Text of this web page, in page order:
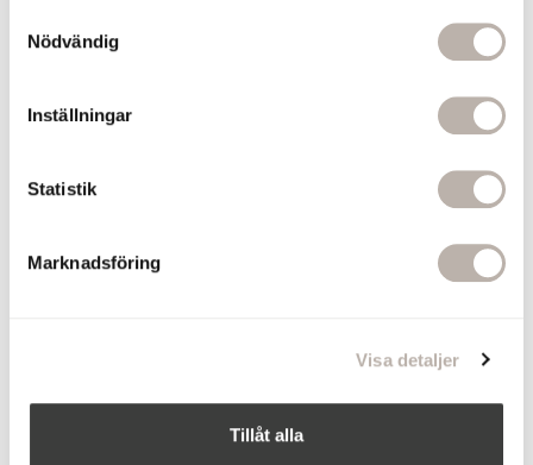
Nödvändig
Inställningar
Statistik
Marknadsföring
Visa detaljer
Tillåt alla
Till bottenventil Otto passar detta
kombinerad popup-ventil i kromad
adapter.
399 kr